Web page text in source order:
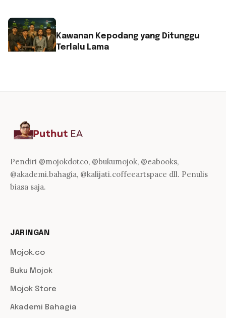
Kawanan Kepodang yang Ditunggu
Terlalu Lama
Pendiri @mojokdotco, @bukumojok, @eabooks,
@akademi.bahagia, @kalijati.coffeeartspace dll. Penulis
biasa saja.
JARINGAN
Mojok.co
Buku Mojok
Mojok Store
Akademi Bahagia